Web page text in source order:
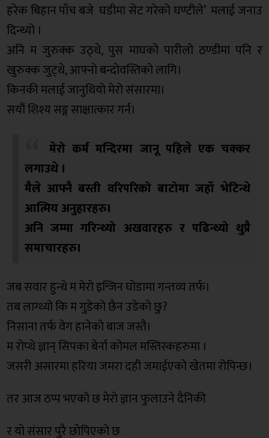
हरेक बिहान पाँच बजे घडीमा सेट गरेको घण्टीले’ मलाई जनाउ
दिन्थ्यो ।
अनि म जुरुक्क उठ्थे, पुस माघको पारीलो ठण्डीमा पनि र
खुरुक्क जुट्थे, आफ्नो बन्दोवस्तिको लागि।
किनकी मलाई जानुथियो मेरो संसारमा।
सयौं शिश्य सङ्ग साक्षात्कार गर्न।
मेरो कर्म मन्दिरमा जानू पहिले एक चक्कर
लगाउथे ।
मैले आफ्नै बस्ती वरिपरिको बाटोमा जहाँ भेटिन्थे
आत्मिय अनुहारहरु।
अनि जम्मा गरिन्थ्यो अखवारहरु र पढिन्थ्यो थुप्रै
समाचारहरु।
जब सवार हुन्थे म मेरो इन्जिन घोडामा गन्तव्य तर्फ।
तब लाग्थ्यो कि म गुडेको छैन उडेको छु?
निसाना तर्फ वेग हानेको बाज जस्तै।
म रोप्थे ज्ञान् सिपका बेर्ना कोमल मस्तिस्कहरुमा ।
जसरी असारमा हरिया जमरा दही जमाईएको खेतमा रोपिन्छ।
तर आज ठप्प भएको छ मेरो ज्ञान फुलाउने दैनिकी
र यो संसार पुरै छोपिएको छ